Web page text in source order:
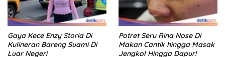
Gaya Kece Enzy Storia Di
Kulineran Bareng Suami Di
Luar Negeri
Potret Seru Rina Nose Di
Makan Cantik hingga Masak
Jengkol Hingga Dapur!